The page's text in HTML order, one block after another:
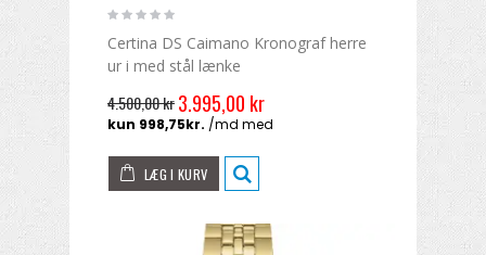
Certina DS Caimano Kronograf herre
ur i med stål lænke
4.500,00 kr3.995,00 kr
LÆG I KURV